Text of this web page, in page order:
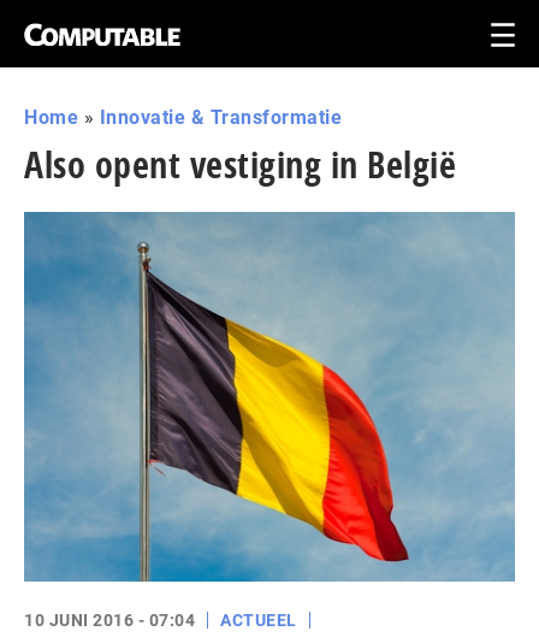
Home » Innovatie & Transformatie
Also opent vestiging in België
10 JUNI 2016 - 07:04
ACTUEEL